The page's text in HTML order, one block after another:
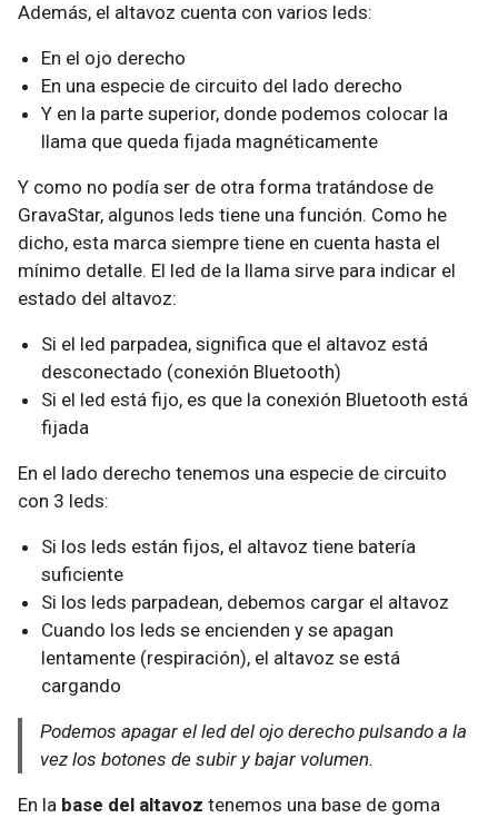
Además, el altavoz cuenta con varios leds:
En el ojo derecho
En una especie de circuito del lado derecho
Y en la parte superior, donde podemos colocar la
llama que queda fijada magnéticamente
Y como no podía ser de otra forma tratándose de
GravaStar, algunos leds tiene una función. Como he
dicho, esta marca siempre tiene en cuenta hasta el
mínimo detalle. El led de la llama sirve para indicar el
estado del altavoz:
Si el led parpadea, significa que el altavoz está
desconectado (conexión Bluetooth)
Si el led está fijo, es que la conexión Bluetooth está
fijada
En el lado derecho tenemos una especie de circuito
con 3 leds:
Si los leds están fijos, el altavoz tiene batería
suficiente
Si los leds parpadean, debemos cargar el altavoz
Cuando los leds se encienden y se apagan
lentamente (respiración), el altavoz se está
cargando
Podemos apagar el led del ojo derecho pulsando a la
vez los botones de subir y bajar volumen.
En la base del altavoz tenemos una base de goma